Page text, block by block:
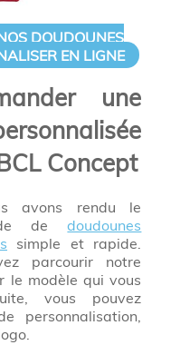
DOUDOUNES
EN LIGNE
une
Concept
avons rendu le
dedoudounes
simple et rapide.
parcourir notre
le modèle qui vous
vous pouvez
personnalisation,